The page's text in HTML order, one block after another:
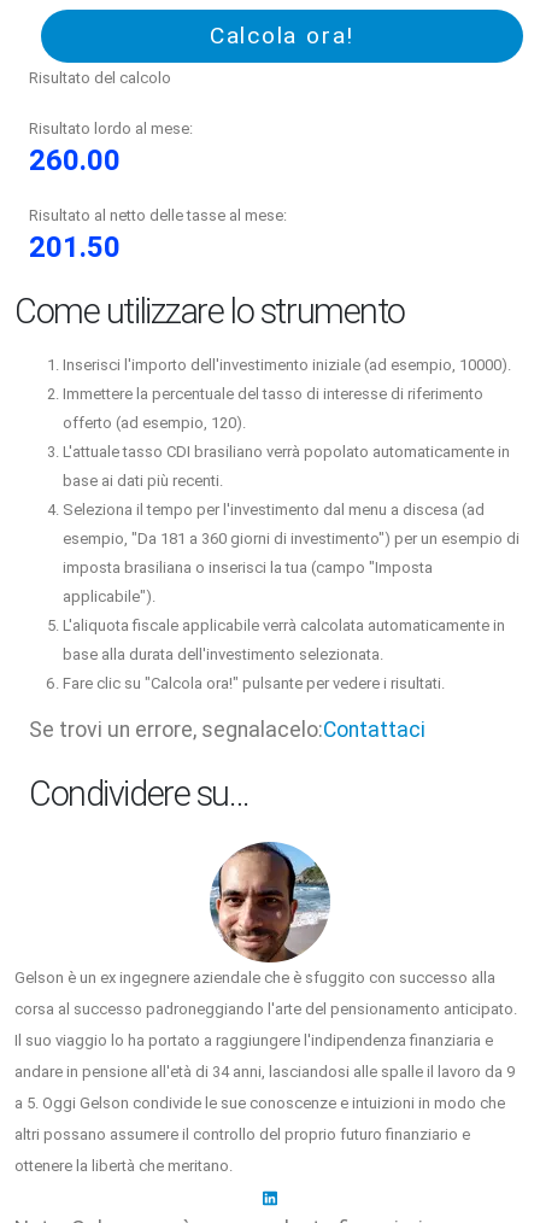
Calcola ora!
Risultato del calcolo
Risultato lordo al mese:
260.00
Risultato al netto delle tasse al mese:
201.50
Come utilizzare lo strumento
Inserisci l'importo dell'investimento iniziale (ad esempio, 10000).
Immettere la percentuale del tasso di interesse di riferimento
offerto (ad esempio, 120).
L'attuale tasso CDI brasiliano verrà popolato automaticamente in
base ai dati più recenti.
Seleziona il tempo per l'investimento dal menu a discesa (ad
esempio, "Da 181 a 360 giorni di investimento") per un esempio di
imposta brasiliana o inserisci la tua (campo "Imposta
applicabile").
L'aliquota fiscale applicabile verrà calcolata automaticamente in
base alla durata dell'investimento selezionata.
Fare clic su "Calcola ora!" pulsante per vedere i risultati.
Se trovi un errore, segnalacelo:Contattaci
Condividere su…
Gelson è un ex ingegnere aziendale che è sfuggito con successo alla
corsa al successo padroneggiando l'arte del pensionamento anticipato.
Il suo viaggio lo ha portato a raggiungere l'indipendenza finanziaria e
andare in pensione all'età di 34 anni, lasciandosi alle spalle il lavoro da 9
a 5. Oggi Gelson condivide le sue conoscenze e intuizioni in modo che
altri possano assumere il controllo del proprio futuro finanziario e
ottenere la libertà che meritano.